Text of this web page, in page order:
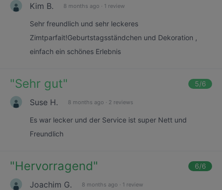
Kim B. 8 months ago · 1 review
Sehr freundlich und sehr leckeres
Zimtparfait!Geburtstagsständchen und Dekoration ,
einfach ein schönes Erlebnis
"Sehr gut" 5/6
Suse H. 8 months ago · 2 reviews
Es war lecker und der Service ist super Nett und
Freundlich
"Hervorragend" 6/6
Joachim G. 8 months ago · 1 review